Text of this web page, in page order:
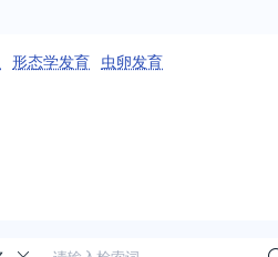
形态学发育 虫卵发育